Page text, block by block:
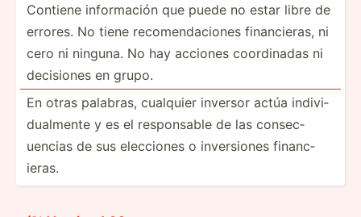
Contiene información que puede no estar libre de
errores. No tiene recomendaciones financieras, ni
cero ni ninguna. No hay acciones coordinadas ni
decisiones en grupo.
En otras palabras, cualquier inversor actúa indivi­
dua­lmente y es el respon­sable de las consec­
uencias de sus elecciones o invers­iones financ­
ieras.